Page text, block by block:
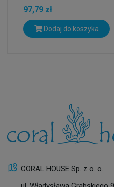
97,79 zł
Dodaj do koszyka
CORAL HOUSE Sp. z o. o.